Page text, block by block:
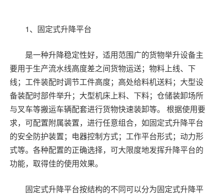
1、固定式升降平台
是一种升降稳定性好，适用范围广的货物举升设备主
要用于生产流水线高度差之间货物运送；物料上线、下
线；工件装配时调节工件高度；高处给料机送料；大型设
备装配时部件举升；大型机床上料、下料；仓储装卸场所
与叉车等搬运车辆配套进行货物快速装卸等。 根据使用要
求，可配置附属装置，进行任意组合，如固定式升降平台
的安全防护装置；电器控制方式；工作平台形式；动力形
式等。各种配置的正确选择，可大限度地发挥升降平台的
功能，取得佳的使用效果。
固定式升降平台按结构的不同可以分为固定式升降平